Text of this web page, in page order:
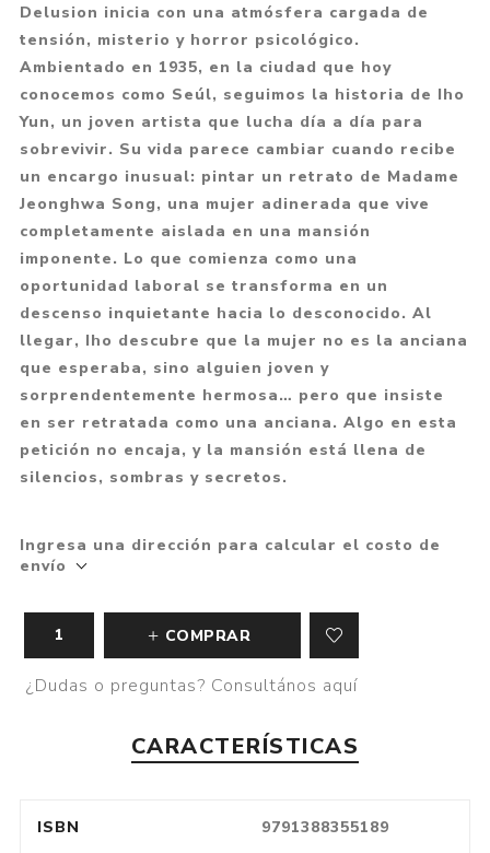
Delusion inicia con una atmósfera cargada de
tensión, misterio y horror psicológico.
Ambientado en 1935, en la ciudad que hoy
conocemos como Seúl, seguimos la historia de Iho
Yun, un joven artista que lucha día a día para
sobrevivir. Su vida parece cambiar cuando recibe
un encargo inusual: pintar un retrato de Madame
Jeonghwa Song, una mujer adinerada que vive
completamente aislada en una mansión
imponente. Lo que comienza como una
oportunidad laboral se transforma en un
descenso inquietante hacia lo desconocido. Al
llegar, Iho descubre que la mujer no es la anciana
que esperaba, sino alguien joven y
sorprendentemente hermosa… pero que insiste
en ser retratada como una anciana. Algo en esta
petición no encaja, y la mansión está llena de
silencios, sombras y secretos.
Ingresa una dirección para calcular el costo de
envío
COMPRAR
¿Dudas o preguntas? Consultános aquí
CARACTERÍSTICAS
ISBN 9791388355189